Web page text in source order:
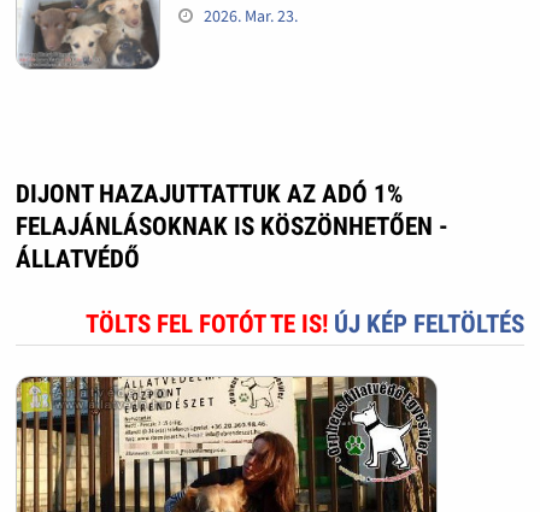
2026. Mar. 23.
DIJONT HAZAJUTTATTUK AZ ADÓ 1%
FELAJÁNLÁSOKNAK IS KÖSZÖNHETŐEN -
ÁLLATVÉDŐ
TÖLTS FEL FOTÓT TE IS! ÚJ KÉP FELTÖLTÉS